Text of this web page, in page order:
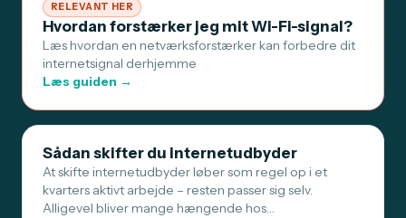
RELEVANT HER
Hvordan forstærker jeg mit Wi-Fi-signal?
Læs hvordan en netværksforstærker kan forbedre dit
internetsignal derhjemme
Læs guiden →
Sådan skifter du internetudbyder
At skifte internetudbyder løber som regel op i et
kvarters aktivt arbejde – resten passer sig selv.
Alligevel bliver mange hængende hos…